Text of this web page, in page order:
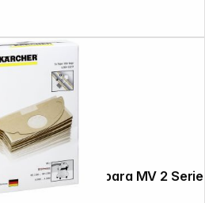
Kärcher Bolsas de filtro de papel 5 unds para MV 2 Serie